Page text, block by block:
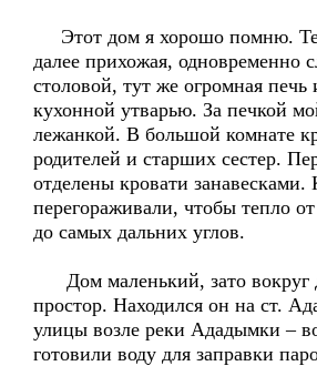
Этот дом я хорошо помню.
далее прихожая, одновременно
столовой, тут же огромная печь
кухонной утварью. За печкой
лежанкой. В большой комнате
родителей и старших сестер.
отделены кровати
перегораживали, чтобы тепло
до самых дальних углов.
Дом маленький, зато вокруг
простор. Находился он на ст.
улицы возле реки Ададымки –
готовили воду для заправки